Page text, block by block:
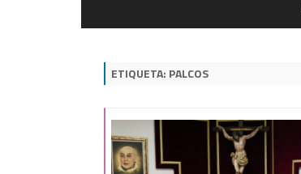
ETIQUETA: PALCOS